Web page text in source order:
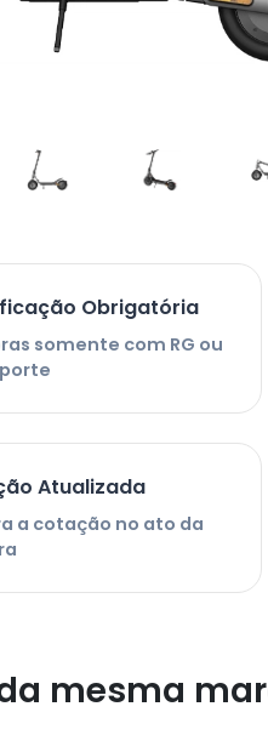
Obrigatória
somente com RG ou
Atualizada
a cotação no ato da
mesma